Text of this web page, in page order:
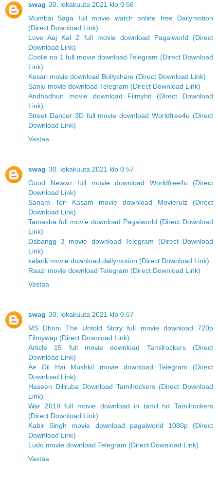
swag 30. lokakuuta 2021 klo 0.56
Mumbai Saga full movie watch online free Dailymotion
(Direct Download Link)
Love Aaj Kal 2 full movie download Pagalworld (Direct
Download Link)
Coolie no 1 full movie download Telegram (Direct Download
Link)
Kesari movie download Bollyshare (Direct Download Link)
Sanju movie download Telegram (Direct Download Link)
Andhadhun movie download Filmyhit (Direct Download
Link)
Street Dancer 3D full movie download Worldfree4u (Direct
Download Link)
Vastaa
swag 30. lokakuuta 2021 klo 0.57
Good Newwz full movie download Worldfree4u (Direct
Download Link)
Sanam Teri Kasam movie download Movierulz (Direct
Download Link)
Tamasha full movie download Pagalworld (Direct Download
Link)
Dabangg 3 movie download Telegram (Direct Download
Link)
kalank movie download dailymotion (Direct Download Link)
Raazi movie download Telegram (Direct Download Link)
Vastaa
swag 30. lokakuuta 2021 klo 0.57
MS Dhoni The Untold Story full movie download 720p
Filmywap (Direct Download Link)
Article 15 full movie download Tamilrockers (Direct
Download Link)
Ae Dil Hai Mushkil movie download Telegram (Direct
Download Link)
Haseen Dillruba Download Tamilrockers (Direct Download
Link)
War 2019 full movie download in tamil hd Tamilrockers
(Direct Download Link)
Kabir Singh movie download pagalworld 1080p (Direct
Download Link)
Ludo movie download Telegram (Direct Download Link)
Vastaa